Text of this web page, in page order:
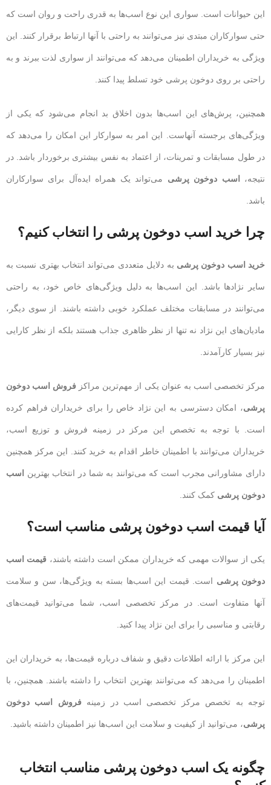
این حیوانات است. سواری این نوع اسب‌ها به قدری راحت و روان است که
حتی سوارکاران مبتدی نیز می‌توانند به راحتی با آنها ارتباط برقرار کنند. این
ویژگی به خریداران اطمینان می‌دهد که می‌توانند از سواری لذت ببرند و به
راحتی بر روی دوخون پرشی خود تسلط پیدا کنند.
همچنین، پرش‌های این اسب‌ها بدون اخلاق بد انجام می‌شود که یکی از
ویژگی‌های برجسته آنهاست. این امر به سوارکار این امکان را می‌دهد که
در طول مسابقات و تمرینات، از اعتماد به نفس بیشتری برخوردار باشد. در
نتیجه، اسب دوخون پرشی می‌تواند یک همراه ایده‌آل برای سوارکاران
باشد.
چرا خرید اسب دوخون پرشی را انتخاب کنیم؟
خرید اسب دوخون پرشی به دلایل متعددی می‌تواند انتخاب بهتری نسبت به
سایر نژادها باشد. این اسب‌ها به دلیل ویژگی‌های خاص خود، به راحتی
می‌توانند در مسابقات مختلف عملکرد خوبی داشته باشند. از سوی دیگر،
مادیان‌های این نژاد نه تنها از نظر ظاهری جذاب هستند بلکه از نظر کارایی
نیز بسیار کارآمدند.
مرکز تخصصی اسب به عنوان یکی از مهم‌ترین مراکز فروش اسب دوخون
پرشی، امکان دسترسی به این نژاد خاص را برای خریداران فراهم کرده
است. با توجه به تخصص این مرکز در زمینه فروش و توزیع اسب،
خریداران می‌توانند با اطمینان خاطر اقدام به خرید کنند. این مرکز همچنین
دارای مشاورانی مجرب است که می‌توانند به شما در انتخاب بهترین اسب
دوخون پرشی کمک کنند.
آیا قیمت اسب دوخون پرشی مناسب است؟
یکی از سوالات مهمی که خریداران ممکن است داشته باشند، قیمت اسب
دوخون پرشی است. قیمت این اسب‌ها بسته به ویژگی‌ها، سن و سلامت
آنها متفاوت است. در مرکز تخصصی اسب، شما می‌توانید قیمت‌های
رقابتی و مناسبی را برای این نژاد پیدا کنید.
این مرکز با ارائه اطلاعات دقیق و شفاف درباره قیمت‌ها، به خریداران این
اطمینان را می‌دهد که می‌توانند بهترین انتخاب را داشته باشند. همچنین، با
توجه به تخصص مرکز تخصصی اسب در زمینهفروش اسب دوخون
پرشی، می‌توانید از کیفیت و سلامت این اسب‌ها نیز اطمینان داشته باشید.
چگونه یک اسب دوخون پرشی مناسب انتخاب